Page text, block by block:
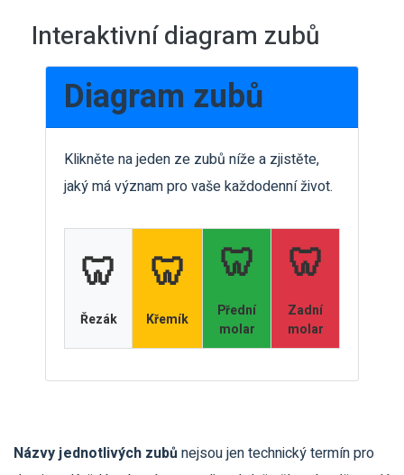
Interaktivní diagram zubů
Diagram zubů
Klikněte na jeden ze zubů níže a zjistěte,
jaký má význam pro vaše každodenní život.
🦷
Řezák
🦷
Křemík
🦷
Přední
molar
🦷
Zadní
molar
Názvy jednotlivých zubůnejsou jen technický termín pro